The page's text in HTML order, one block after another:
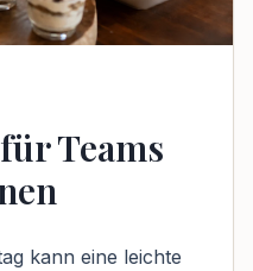
Teams
kann eine leichte